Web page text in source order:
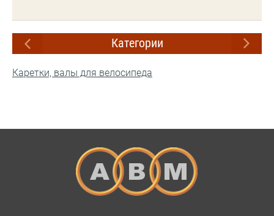
Категории
Каретки, валы для велосипеда